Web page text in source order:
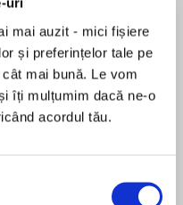
mai auzit - mici fișiere
și preferințelor tale pe
mai bună. Le vom
îți mulțumim dacă ne-o
acordul tău.
de
Migdală
Sohn Won-pyung